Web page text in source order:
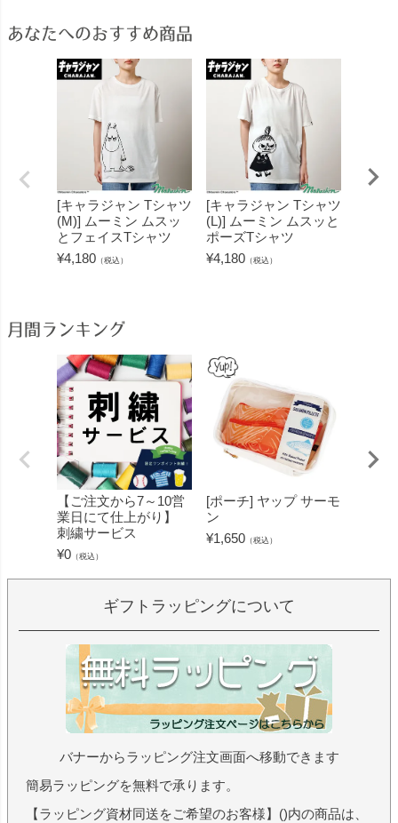
あなたへのおすすめ商品
[キャラジャン Tシャツ
(M)] ムーミン ムスッ
とフェイスTシャツ
¥4,180 （税込）
[キャラジャン Tシャツ
(L)] ムーミン ムスッと
ポーズTシャツ
¥4,180 （税込）
月間ランキング
【ご注文から7～10営
業日にて仕上がり】
刺繍サービス
¥0 （税込）
[ポーチ] ヤップ サーモ
ン
¥1,650 （税込）
ギフトラッピングについて
バナーからラッピング注文画面へ移動できます
簡易ラッピングを無料で承ります。
【ラッピング資材同送をご希望のお客様】()内の商品は、